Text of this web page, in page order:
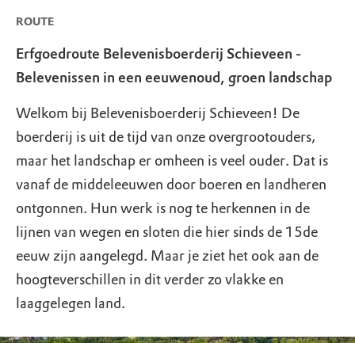
ROUTE
Erfgoedroute Belevenisboerderij Schieveen -
Belevenissen in een eeuwenoud, groen landschap
Welkom bij Belevenisboerderij Schieveen! De
boerderij is uit de tijd van onze overgrootouders,
maar het landschap er omheen is veel ouder. Dat is
vanaf de middeleeuwen door boeren en landheren
ontgonnen. Hun werk is nog te herkennen in de
lijnen van wegen en sloten die hier sinds de 15de
eeuw zijn aangelegd. Maar je ziet het ook aan de
hoogteverschillen in dit verder zo vlakke en
laaggelegen land.